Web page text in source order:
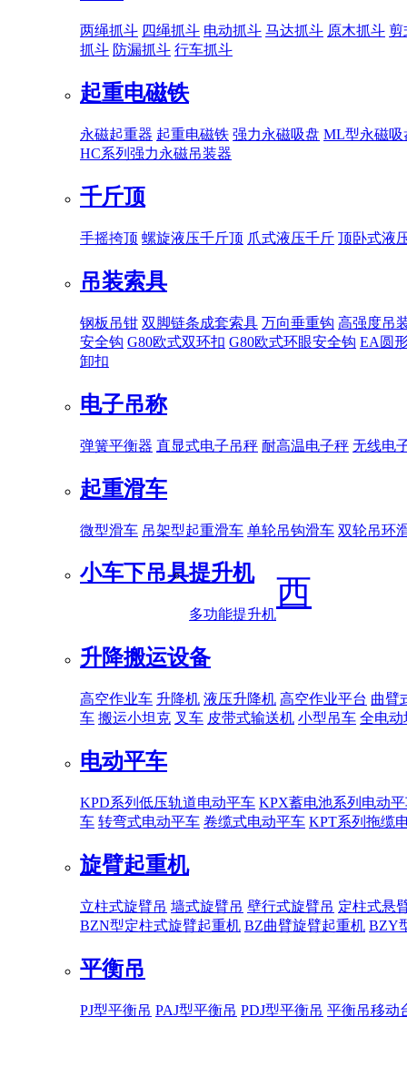
两绳抓斗 四绳抓斗 电动抓斗 马达抓斗 原木抓斗 剪
抓斗 防漏抓斗 行车抓斗
起重电磁铁
永磁起重器 起重电磁铁 强力永磁吸盘 ML型永磁吸
HC系列强力永磁吊装器
千斤顶
手摇挎顶 螺旋液压千斤顶 爪式液压千斤 顶卧式液
吊装索具
钢板吊钳 双脚链条成套索具 万向垂重钩 高强度吊
安全钩 G80欧式双环扣 G80欧式环眼安全钩 EA圆
卸扣
电子吊称
弹簧平衡器 直显式电子吊秤 耐高温电子秤 无线电
起重滑车
微型滑车 吊架型起重滑车 单轮吊钩滑车 双轮吊环
小车下吊具提升机
多功能提升机
升降搬运设备
高空作业车 升降机 液压升降机 高空作业平台 曲臂
车 搬运小坦克 叉车 皮带式输送机 小型吊车 全电动
电动平车
KPD系列低压轨道电动平车 KPX蓄电池系列电动
车 转弯式电动平车 卷缆式电动平车 KPT系列拖缆
旋臂起重机
立柱式旋臂吊 墙式旋臂吊 壁行式旋臂吊 定柱式悬
BZN型定柱式旋臂起重机 BZ曲臂旋臂起重机 BZY
平衡吊
PJ型平衡吊 PAJ型平衡吊 PDJ型平衡吊 平衡吊移动
西